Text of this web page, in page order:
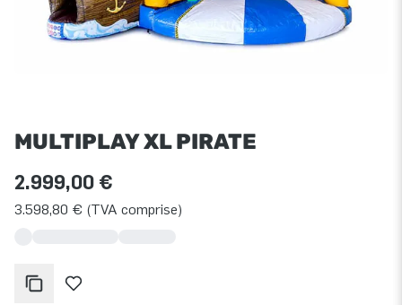
MULTIPLAY XL PIRATE
2.999,00 €
3.598,80 € (TVA comprise)